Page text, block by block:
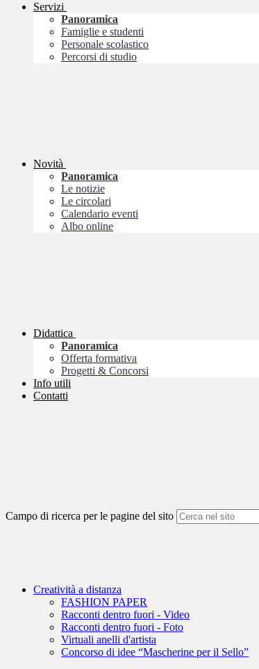
Servizi
Panoramica
Famiglie e studenti
Personale scolastico
Percorsi di studio
Novità
Panoramica
Le notizie
Le circolari
Calendario eventi
Albo online
Didattica
Panoramica
Offerta formativa
Progetti & Concorsi
Info utili
Contatti
Campo di ricerca per le pagine del sito
Creatività a distanza
FASHION PAPER
Racconti dentro fuori - Video
Racconti dentro fuori - Foto
Virtuali anelli d'artista
Concorso di idee “Mascherine per il Sello”